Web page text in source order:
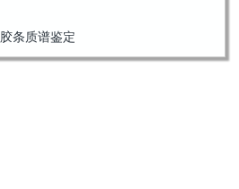
胶条质谱鉴定